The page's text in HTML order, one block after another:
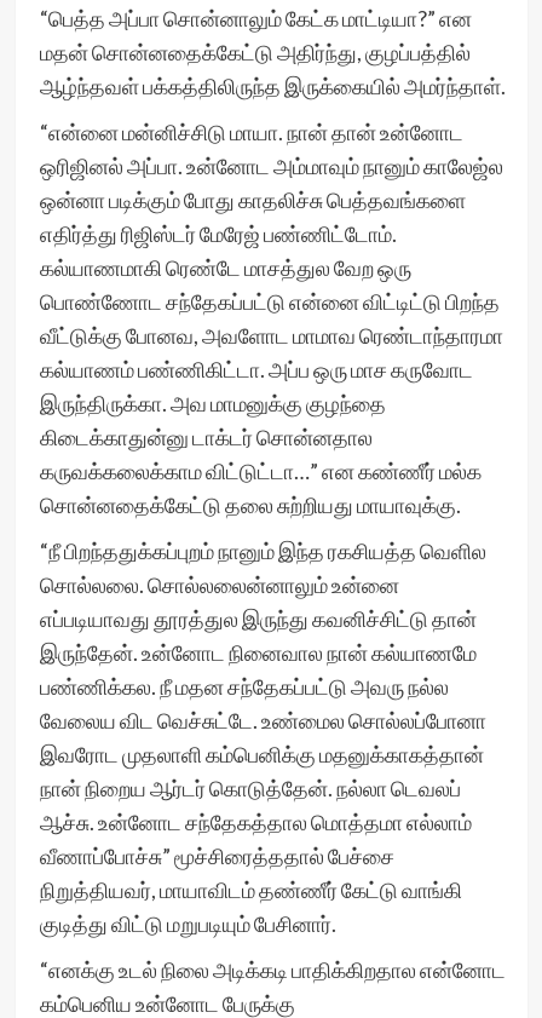
“பெத்த அப்பா சொன்னாலும் கேட்க மாட்டியா?” என
மதன் சொன்னதைக்கேட்டு அதிர்ந்து, குழப்பத்தில்
ஆழ்ந்தவள் பக்கத்திலிருந்த இருக்கையில் அமர்ந்தாள்.
“என்னை மன்னிச்சிடு மாயா. நான் தான் உன்னோட
ஒரிஜினல் அப்பா. உன்னோட அம்மாவும் நானும் காலேஜ்ல
ஒன்னா படிக்கும் போது காதலிச்சு பெத்தவங்களை
எதிர்த்து ரிஜிஸ்டர் மேரேஜ் பண்ணிட்டோம்.
கல்யாணமாகி ரெண்டே மாசத்துல வேற ஒரு
பொண்ணோட சந்தேகப்பட்டு என்னை விட்டிட்டு பிறந்த
வீட்டுக்கு போனவ, அவளோட மாமாவ ரெண்டாந்தாரமா
கல்யாணம் பண்ணிகிட்டா. அப்ப ஒரு மாச கருவோட
இருந்திருக்கா. அவ மாமனுக்கு குழந்தை
கிடைக்காதுன்னு டாக்டர் சொன்னதால
கருவக்கலைக்காம விட்டுட்டா…” என கண்ணீர் மல்க
சொன்னதைக்கேட்டு தலை சுற்றியது மாயாவுக்கு.
“நீ பிறந்ததுக்கப்புறம் நானும் இந்த ரகசியத்த வெளில
சொல்லலை. சொல்லலைன்னாலும் உன்னை
எப்படியாவது தூரத்துல இருந்து கவனிச்சிட்டு தான்
இருந்தேன். உன்னோட நினைவால நான் கல்யாணமே
பண்ணிக்கல. நீ மதன சந்தேகப்பட்டு அவரு நல்ல
வேலைய விட வெச்சுட்டே. உண்மைல சொல்லப்போனா
இவரோட முதலாளி கம்பெனிக்கு மதனுக்காகத்தான்
நான் நிறைய ஆர்டர் கொடுத்தேன். நல்லா டெவலப்
ஆச்சு. உன்னோட சந்தேகத்தால மொத்தமா எல்லாம்
வீணாப்போச்சு” மூச்சிரைத்ததால் பேச்சை
நிறுத்தியவர், மாயாவிடம் தண்ணீர் கேட்டு வாங்கி
குடித்து விட்டு மறுபடியும் பேசினார்.
“எனக்கு உடல் நிலை அடிக்கடி பாதிக்கிறதால என்னோட
கம்பெனிய உன்னோட பேருக்கு